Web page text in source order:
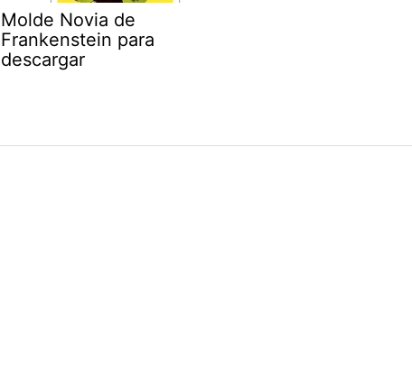
Molde Novia de
Frankenstein para
descargar